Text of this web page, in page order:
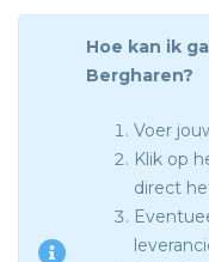
Hoe kan ik
Bergharen?
Voer
Klik op
direct